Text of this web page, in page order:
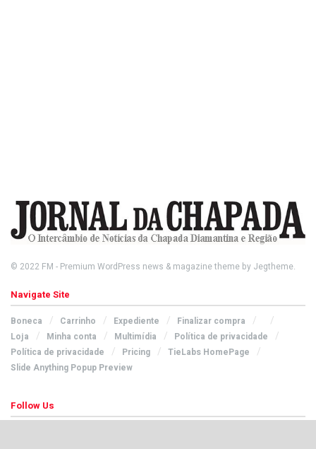
© 2022 FM - Premium WordPress news & magazine theme by Jegtheme.
Navigate Site
Boneca Carrinho Expediente
Finalizar compra
Loja
Minha conta Multimídia
Política de privacidade
Política de privacidade
Pricing
TieLabs HomePage
Slide Anything Popup Preview
Follow Us